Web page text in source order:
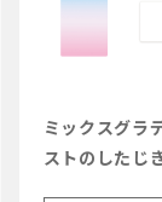
ミックスグラ
ストのしたじ